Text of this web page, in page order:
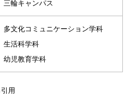
三輪キャンパス
多文化コミュニケーション学科
生活科学科
幼児教育学科
用